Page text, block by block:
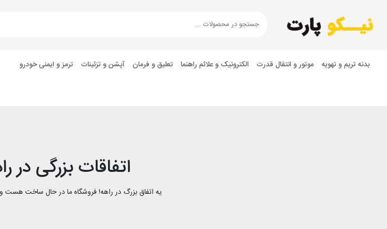
بدنه تریم و تهویه موتور و انتقال قدرت الکترونیک و علائم راهنما تعلیق و فرمان آپشن و تزئینات ترمز و ایمنی خودرو
اتفاقات بزرگی در
یه اتفاق بزرگ در راهه! فروشگاه ما در حال ساخت هست